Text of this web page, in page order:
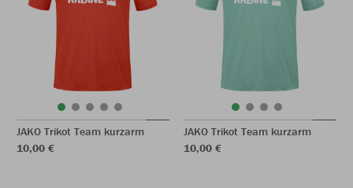
JAKO Trikot Team kurzarm
10,00 €
JAKO Trikot Team kurzarm
10,00 €